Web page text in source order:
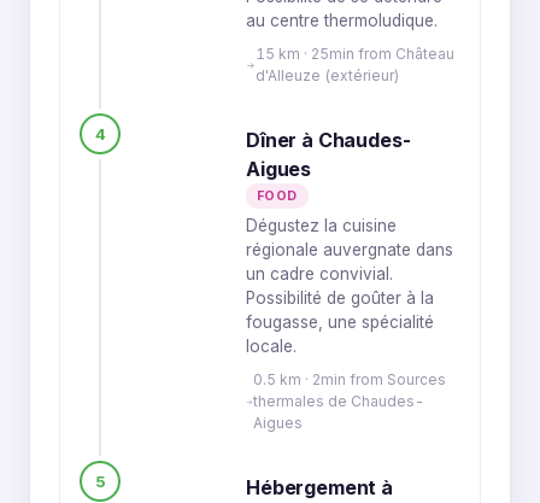
au centre thermoludique.
15 km · 25min from Château
d'Alleuze (extérieur)
4
Dîner à Chaudes-
Aigues
FOOD
Dégustez la cuisine
régionale auvergnate dans
un cadre convivial.
Possibilité de goûter à la
fougasse, une spécialité
locale.
0.5 km · 2min from Sources
thermales de Chaudes-
Aigues
5
Hébergement à